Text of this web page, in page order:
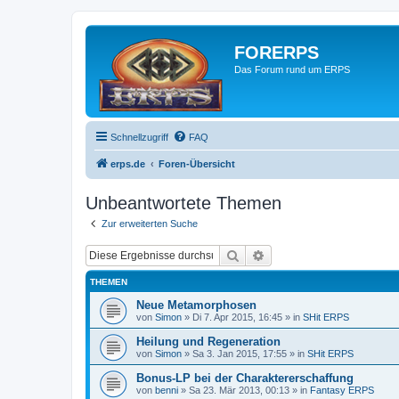
FORERPS
Das Forum rund um ERPS
Schnellzugriff FAQ
erps.de Foren-Übersicht
Unbeantwortete Themen
Zur erweiterten Suche
Suche
THEMEN
Neue Metamorphosen
von Simon » Di 7. Apr 2015, 16:45 » in SHit ERPS
Heilung und Regeneration
von Simon » Sa 3. Jan 2015, 17:55 » in SHit ERPS
Bonus-LP bei der Charaktererschaffung
von benni » Sa 23. Mär 2013, 00:13 » in Fantasy ERPS